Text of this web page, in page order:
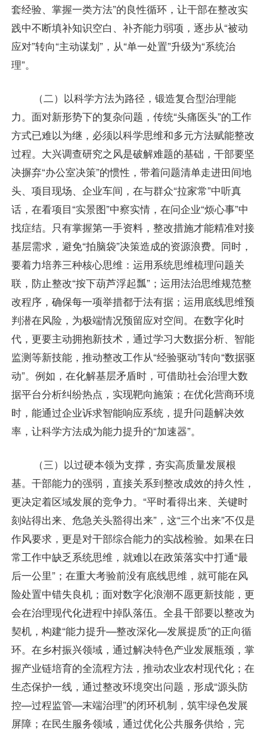
套经验、掌握一类方法”的良性循环，让干部在整改实
践中不断填补知识空白、补齐能力弱项，逐步从“被动
应对”转向“主动谋划”，从“单一处置”升级为“系统治
理”。
（二）以科学方法为路径，锻造复合型治理能
力。面对新形势下的复杂问题，传统“头痛医头”的工作
方式已难以为继，必须以科学思维和多元方法赋能整改
过程。大兴调查研究之风是破解难题的基础，干部要坚
决摒弃“办公室决策”的惯性，带着问题清单走进田间地
头、项目现场、企业车间，在与群众“拉家常”中听真
话，在看项目“实景图”中察实情，在问企业“烦心事”中
找症结。只有掌握第一手资料，整改措施才能精准对接
基层需求，避免“拍脑袋”决策造成的资源浪费。同时，
要着力培养三种核心思维：运用系统思维梳理问题关
联，防止整改“按下葫芦浮起瓢”；运用法治思维规范整
改程序，确保每一项举措都于法有据；运用底线思维预
判潜在风险，为极端情况预留应对空间。在数字化时
代，更要主动拥抱新技术，通过学习大数据分析、智能
监测等新技能，推动整改工作从“经验驱动”转向“数据驱
动”。例如，在化解基层矛盾时，可借助社会治理大数
据平台分析纠纷热点，实现靶向施策；在优化营商环境
时，能通过企业诉求智能响应系统，提升问题解决效
率，让科学方法成为能力提升的“加速器”。
（三）以过硬本领为支撑，夯实高质量发展根
基。干部能力的强弱，直接关系到整改成效的持久性，
更决定着区域发展的竞争力。“平时看得出来、关键时
刻站得出来、危急关头豁得出来”，这“三个出来”不仅是
作风要求，更是对干部综合能力的实战检验。如果在日
常工作中缺乏系统思维，就难以在政策落实中打通“最
后一公里”；在重大考验前没有底线思维，就可能在风
险处置中错失良机；面对数字化浪潮不愿更新技能，更
会在治理现代化进程中掉队落伍。全县干部要以整改为
契机，构建“能力提升—整改深化—发展提质”的正向循
环。在乡村振兴领域，通过解决特色产业发展瓶颈，掌
握产业链培育的全流程方法，推动农业农村现代化；在
生态保护一线，通过整改环境突出问题，形成“源头防
控—过程监管—末端治理”的闭环机制，筑牢绿色发展
屏障；在民生服务领域，通过优化公共服务供给，完